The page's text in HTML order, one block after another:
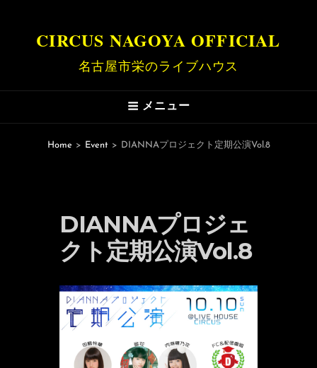
CIRCUS NAGOYA OFFICIAL
名古屋市栄のライブハウス
メニュー
Home > Event > DIANNAプロジェクト定期公演Vol.8
DIANNAプロジェ
クト定期公演Vol.8